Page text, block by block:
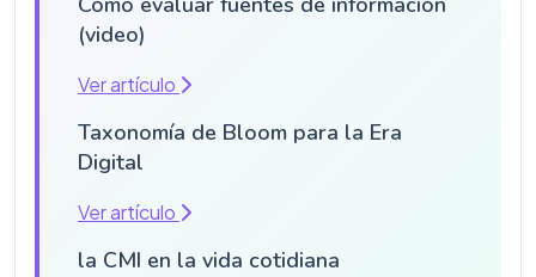
(video)
Ver artículo
Taxonomía de Bloom para la Era
Digital
Ver artículo
la CMI en la vida cotidiana